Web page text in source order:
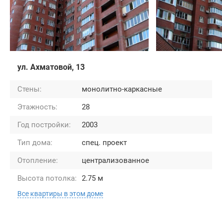
ул. Ахматовой, 13
Стены:
монолитно-каркасные
Этажность:
28
Год постройки:
2003
Тип дома:
спец. проект
Отопление:
централизованное
Высота потолка:
2.75 м
Все квартиры в этом доме